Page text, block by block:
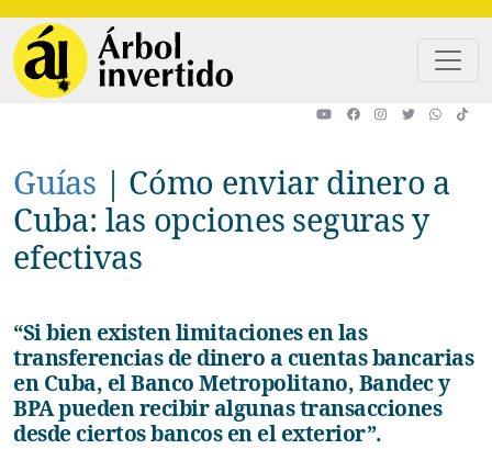
Guías | Cómo enviar dinero a
Cuba: las opciones seguras y
efectivas
“Si bien existen limitaciones en las
transferencias de dinero a cuentas bancarias
en Cuba, el Banco Metropolitano, Bandec y
BPA pueden recibir algunas transacciones
desde ciertos bancos en el exterior”.